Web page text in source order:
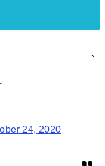
24, 2020